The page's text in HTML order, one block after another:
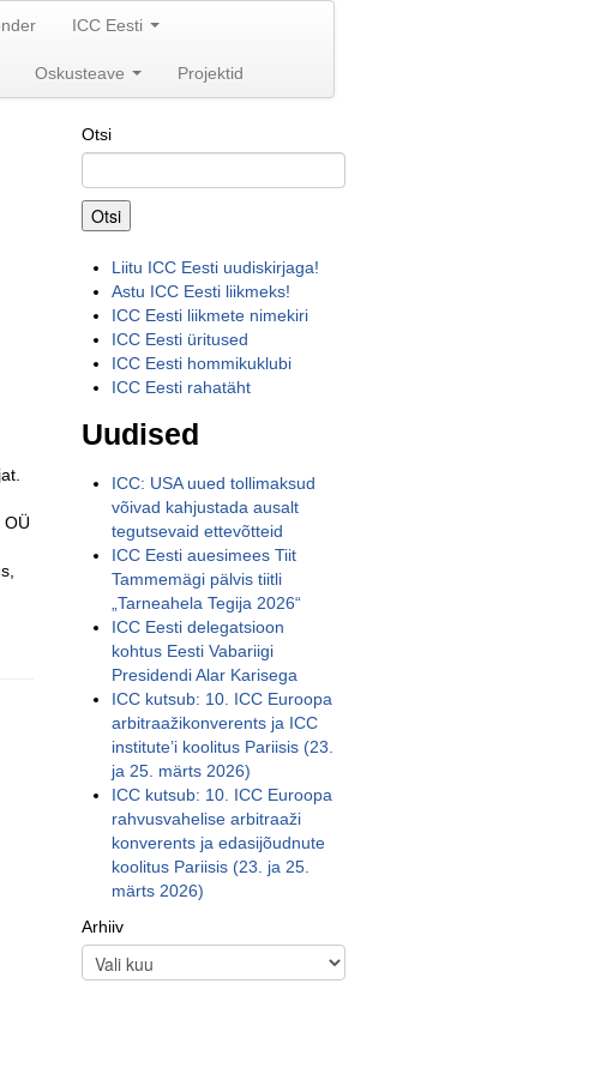
ICC Eesti
Oskusteave Projektid
Otsi
Otsi
Liitu ICC Eesti uudiskirjaga!
Astu ICC Eesti liikmeks!
ICC Eesti liikmete nimekiri
ICC Eesti üritused
ICC Eesti hommikuklubi
ICC Eesti rahatäht
Uudised
ICC: USA uued tollimaksud
võivad kahjustada ausalt
tegutsevaid ettevõtteid
ICC Eesti auesimees Tiit
Tammemägi pälvis tiitli
„Tarneahela Tegija 2026“
ICC Eesti delegatsioon
kohtus Eesti Vabariigi
Presidendi Alar Karisega
ICC kutsub: 10. ICC Euroopa
arbitraažikonverents ja ICC
institute’i koolitus Pariisis (23.
ja 25. märts 2026)
ICC kutsub: 10. ICC Euroopa
rahvusvahelise arbitraaži
konverents ja edasijõudnute
koolitus Pariisis (23. ja 25.
märts 2026)
Arhiiv